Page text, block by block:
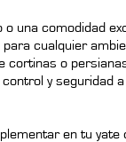
o una comodidad
cualquier
cortinas o
y seguridad
en tu